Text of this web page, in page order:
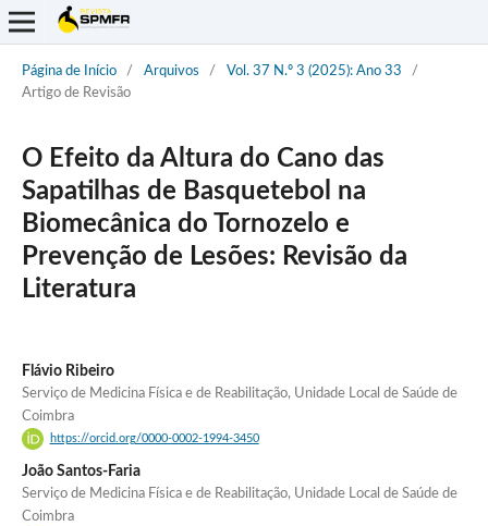
Página de Início / Arquivos / Vol. 37 N.º 3 (2025): Ano 33
/
Artigo de Revisão
O Efeito da Altura do Cano das
Sapatilhas de Basquetebol na
Biomecânica do Tornozelo e
Prevenção de Lesões: Revisão da
Literatura
Flávio Ribeiro
Serviço de Medicina Física e de Reabilitação, Unidade Local de Saúde de
Coimbra
https://orcid.org/0000-0002-1994-3450
João Santos-Faria
Serviço de Medicina Física e de Reabilitação, Unidade Local de Saúde de
Coimbra